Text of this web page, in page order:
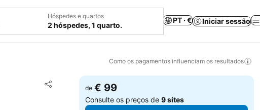
Hóspedes e quartos
2 hóspedes, 1 quarto.
PT · € Iniciar sessão
Como os pagamentos influenciam os resultados
Partilhar
Adicionar aos favoritos
de € 99
Consulte os preços de9 sites